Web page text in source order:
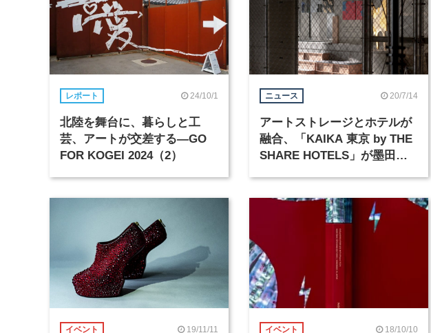
レポート 24/10/1
北陸を舞台に、暮らしと工
芸、アートが交差する―GO
FOR KOGEI 2024（2）
ニュース 20/7/14
アートストレージとホテルが
融合、「KAIKA 東京 by THE
SHARE HOTELS」が墨田区
イベント 19/11/11 イベント 18/10/10